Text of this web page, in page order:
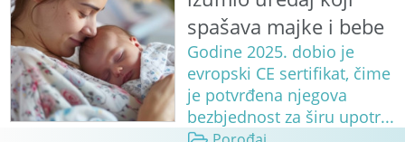
spašava majke i bebe
Godine 2025. dobio je
evropski CE sertifikat, čime
je potvrđena njegova
bezbjednost za širu upotr...